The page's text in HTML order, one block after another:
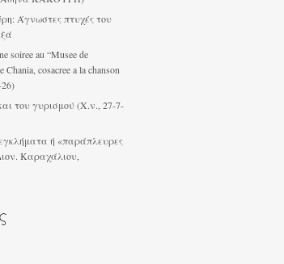
Άγνωστες πτυχές του
soiree au “Musee de
Chania, cosacree a la chanson
του γυρισμού (Χ.ν., 27-7-
ή «παράπλευρες
Καραχάλιου,